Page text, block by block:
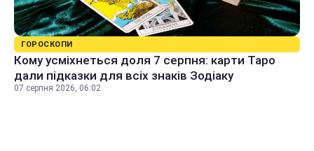
ГОРОСКОПИ
Кому усміхнеться доля 7 серпня: карти Таро
дали підказки для всіх знаків Зодіаку
07 серпня 2026, 06:02